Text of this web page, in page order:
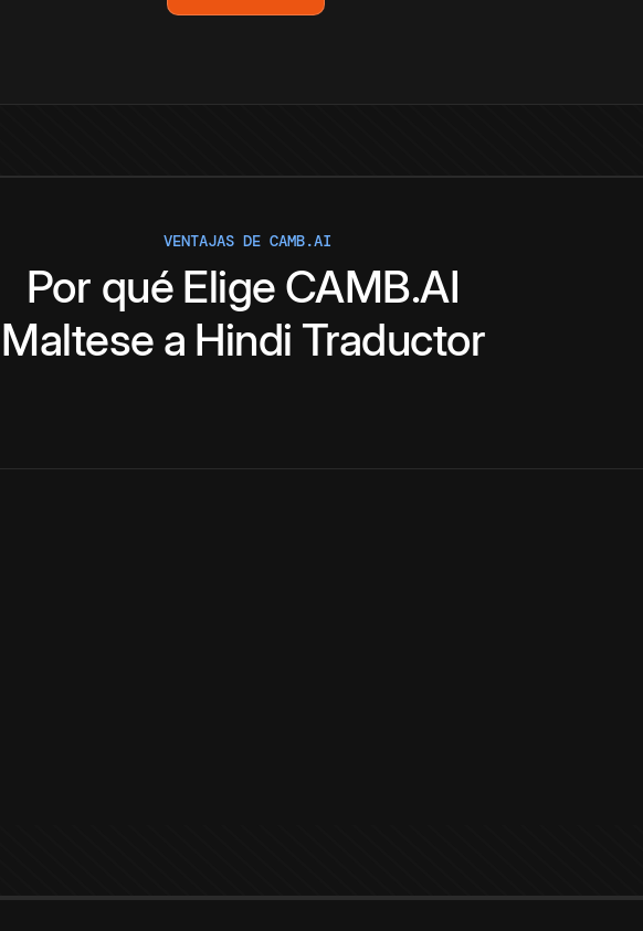
VENTAJAS DE CAMB.AI
Por qué Elige CAMB.AI
Maltese a Hindi Traductor